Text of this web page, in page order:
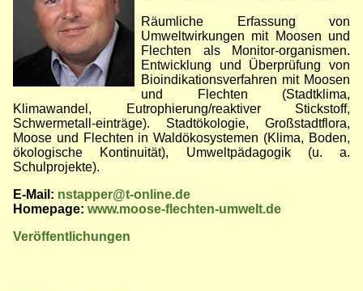
Räumliche Erfassung von
Umweltwirkungen mit Moosen und
Flechten als Monitor-organismen.
Entwicklung und Überprüfung von
Bioindikationsverfahren mit Moosen
und Flechten (Stadtklima,
Klimawandel, Eutrophierung/reaktiver Stickstoff,
Schwermetall-einträge). Stadtökologie, Großstadtflora,
Moose und Flechten in Waldökosystemen (Klima, Boden,
ökologische Kontinuität), Umweltpädagogik (u. a.
Schulprojekte).
E-Mail: nstapper@t-online.de
Homepage: www.moose-flechten-umwelt.de
Veröffentlichungen